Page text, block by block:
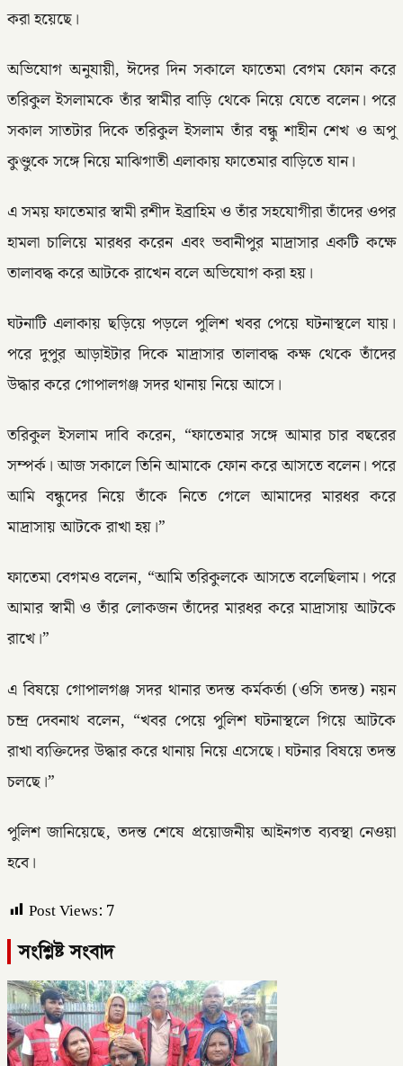
করা হয়েছে।
অভিযোগ অনুযায়ী, ঈদের দিন সকালে ফাতেমা বেগম ফোন করে
তরিকুল ইসলামকে তাঁর স্বামীর বাড়ি থেকে নিয়ে যেতে বলেন। পরে
সকাল সাতটার দিকে তরিকুল ইসলাম তাঁর বন্ধু শাহীন শেখ ও অপু
কুণ্ডুকে সঙ্গে নিয়ে মাঝিগাতী এলাকায় ফাতেমার বাড়িতে যান।
এ সময় ফাতেমার স্বামী রশীদ ইব্রাহিম ও তাঁর সহযোগীরা তাঁদের ওপর
হামলা চালিয়ে মারধর করেন এবং ভবানীপুর মাদ্রাসার একটি কক্ষে
তালাবদ্ধ করে আটকে রাখেন বলে অভিযোগ করা হয়।
ঘটনাটি এলাকায় ছড়িয়ে পড়লে পুলিশ খবর পেয়ে ঘটনাস্থলে যায়।
পরে দুপুর আড়াইটার দিকে মাদ্রাসার তালাবদ্ধ কক্ষ থেকে তাঁদের
উদ্ধার করে গোপালগঞ্জ সদর থানায় নিয়ে আসে।
তরিকুল ইসলাম দাবি করেন, “ফাতেমার সঙ্গে আমার চার বছরের
সম্পর্ক। আজ সকালে তিনি আমাকে ফোন করে আসতে বলেন। পরে
আমি বন্ধুদের নিয়ে তাঁকে নিতে গেলে আমাদের মারধর করে
মাদ্রাসায় আটকে রাখা হয়।”
ফাতেমা বেগমও বলেন, “আমি তরিকুলকে আসতে বলেছিলাম। পরে
আমার স্বামী ও তাঁর লোকজন তাঁদের মারধর করে মাদ্রাসায় আটকে
রাখে।”
এ বিষয়ে গোপালগঞ্জ সদর থানার তদন্ত কর্মকর্তা (ওসি তদন্ত) নয়ন
চন্দ্র দেবনাথ বলেন, “খবর পেয়ে পুলিশ ঘটনাস্থলে গিয়ে আটকে
রাখা ব্যক্তিদের উদ্ধার করে থানায় নিয়ে এসেছে। ঘটনার বিষয়ে তদন্ত
চলছে।”
পুলিশ জানিয়েছে, তদন্ত শেষে প্রয়োজনীয় আইনগত ব্যবস্থা নেওয়া
হবে।
Post Views: 7
সংশ্লিষ্ট সংবাদ